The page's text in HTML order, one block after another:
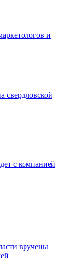
и
свердловской
с компанией
вручены